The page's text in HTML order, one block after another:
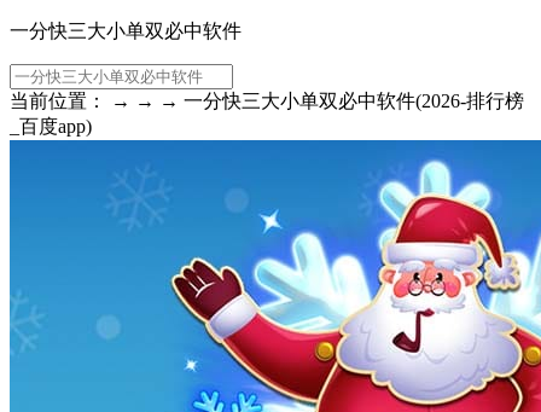
一分快三大小单双必中软件
当前位置： → → → 一分快三大小单双必中软件(2026-排行榜
_百度app)